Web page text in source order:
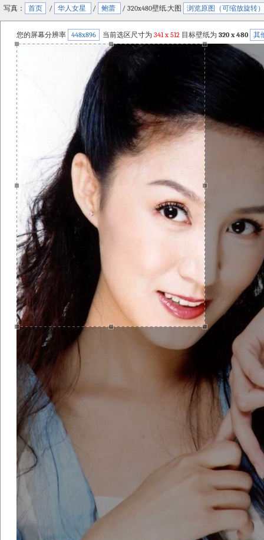
写真： 首页 / 华人女星 / 鲍蕾 / 320x480壁纸.大图 浏览原图（可缩放旋转）
您的屏幕分辨率 448x896 当前选区尺寸为 341x 512 目标壁纸为 320 x 480 其